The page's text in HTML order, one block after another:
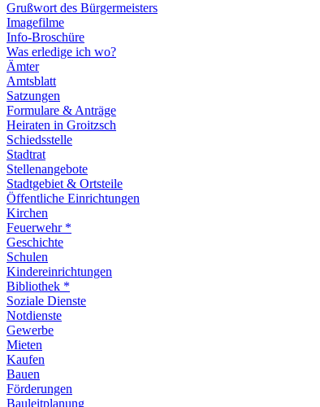
Grußwort des Bürgermeisters
Imagefilme
Info-Broschüre
Was erledige ich wo?
Ämter
Amtsblatt
Satzungen
Formulare & Anträge
Heiraten in Groitzsch
Schiedsstelle
Stadtrat
Stellenangebote
Stadtgebiet & Ortsteile
Öffentliche Einrichtungen
Kirchen
Feuerwehr *
Geschichte
Schulen
Kindereinrichtungen
Bibliothek *
Soziale Dienste
Notdienste
Gewerbe
Mieten
Kaufen
Bauen
Förderungen
Bauleitplanung